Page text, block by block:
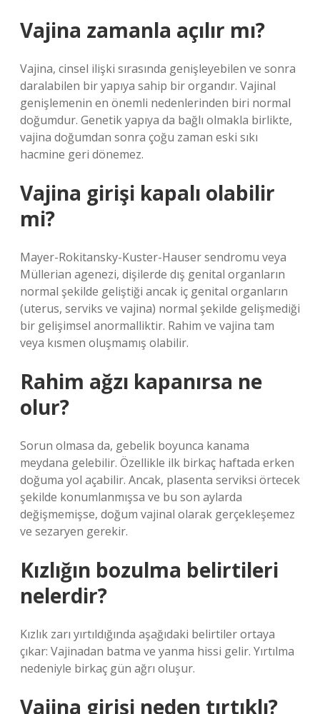
Vajina zamanla açılır mı?
Vajina, cinsel ilişki sırasında genişleyebilen ve sonra
daralabilen bir yapıya sahip bir organdır. Vajinal
genişlemenin en önemli nedenlerinden biri normal
doğumdur. Genetik yapıya da bağlı olmakla birlikte,
vajina doğumdan sonra çoğu zaman eski sıkı
hacmine geri dönemez.
Vajina girişi kapalı olabilir
mi?
Mayer-Rokitansky-Kuster-Hauser sendromu veya
Müllerian agenezi, dişilerde dış genital organların
normal şekilde geliştiği ancak iç genital organların
(uterus, serviks ve vajina) normal şekilde gelişmediği
bir gelişimsel anormalliktir. Rahim ve vajina tam
veya kısmen oluşmamış olabilir.
Rahim ağzı kapanırsa ne
olur?
Sorun olmasa da, gebelik boyunca kanama
meydana gelebilir. Özellikle ilk birkaç haftada erken
doğuma yol açabilir. Ancak, plasenta serviksi örtecek
şekilde konumlanmışsa ve bu son aylarda
değişmemişse, doğum vajinal olarak gerçekleşemez
ve sezaryen gerekir.
Kızlığın bozulma belirtileri
nelerdir?
Kızlık zarı yırtıldığında aşağıdaki belirtiler ortaya
çıkar: Vajinadan batma ve yanma hissi gelir. Yırtılma
nedeniyle birkaç gün ağrı oluşur.
Vajina girişi neden tırtıklı?